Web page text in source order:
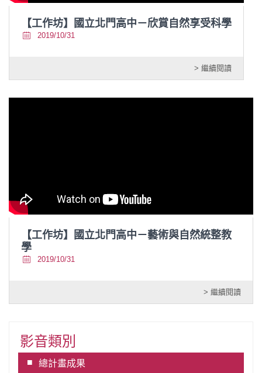
【工作坊】國立北門高中－欣賞自然享受科學
2019/10/31
> 繼續閱讀
【工作坊】國立北門高中－藝術與自然統整教
學
2019/10/31
> 繼續閱讀
影音類別
總計畫成果